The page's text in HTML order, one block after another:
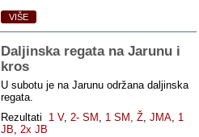
VIŠE
Daljinska regata na Jarunu i
kros
U subotu je na Jarunu održana daljinska
regata.
Rezultati 1 V,2- SM , 1 SM, Ž,JMA, 1
JB,2x JB